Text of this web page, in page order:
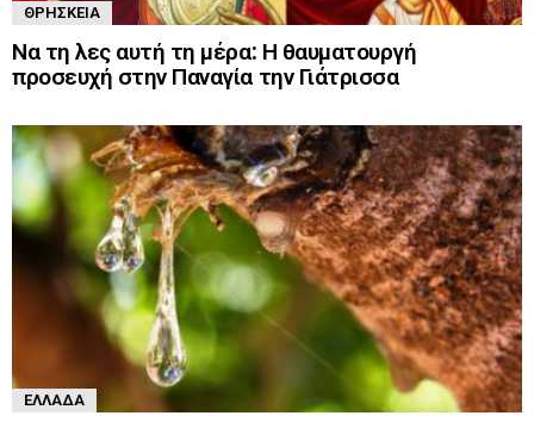
ΘΡΗΣΚΕΊΑ
Να τη λες αυτή τη μέρα: Η θαυματουργή
προσευχή στην Παναγία την Γιάτρισσα
ΕΛΛΆΔΑ